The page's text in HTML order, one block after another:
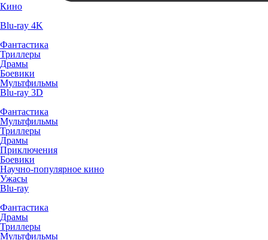
Кино
Blu-ray 4K
Фантастика
Триллеры
Драмы
Боевики
Мультфильмы
Blu-ray 3D
Фантастика
Мультфильмы
Триллеры
Драмы
Приключения
Боевики
Научно-популярное кино
Ужасы
Blu-ray
Фантастика
Драмы
Триллеры
Мультфильмы